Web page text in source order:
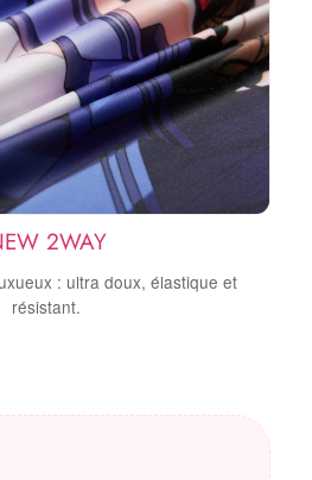
2WAY
: ultra doux, élastique et
résistant.